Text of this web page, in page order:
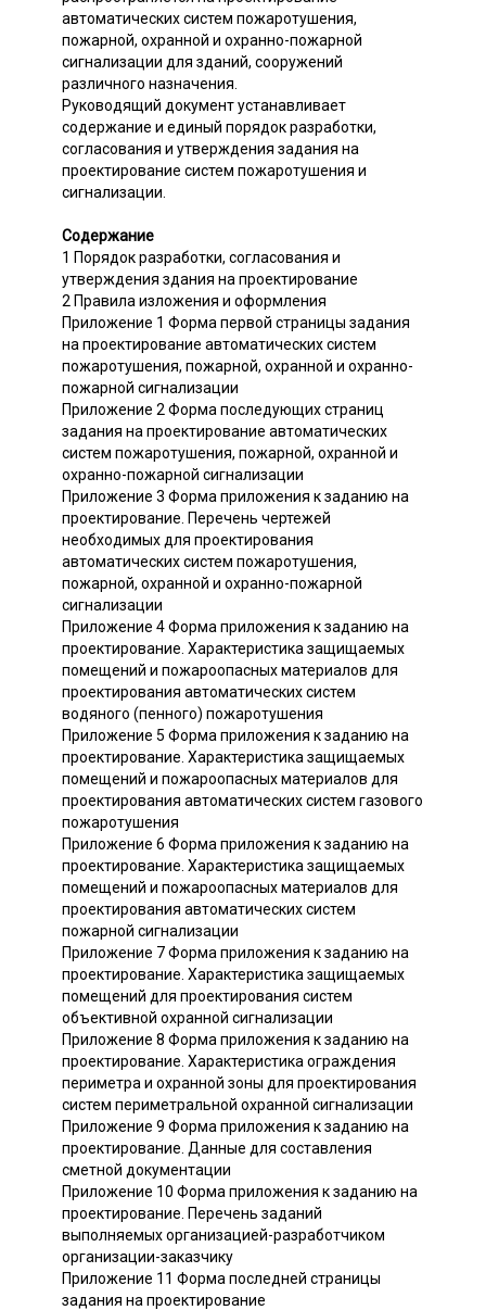
автоматических систем пожаротушения,
пожарной, охранной и охранно-пожарной
сигнализации для зданий, сооружений
различного назначения.
Руководящий документ устанавливает
содержание и единый порядок разработки,
согласования и утверждения задания на
проектирование систем пожаротушения и
сигнализации.
Содержание
1 Порядок разработки, согласования и
утверждения здания на проектирование
2 Правила изложения и оформления
Приложение 1 Форма первой страницы задания
на проектирование автоматических систем
пожаротушения, пожарной, охранной и охранно-
пожарной сигнализации
Приложение 2 Форма последующих страниц
задания на проектирование автоматических
систем пожаротушения, пожарной, охранной и
охранно-пожарной сигнализации
Приложение 3 Форма приложения к заданию на
проектирование. Перечень чертежей
необходимых для проектирования
автоматических систем пожаротушения,
пожарной, охранной и охранно-пожарной
сигнализации
Приложение 4 Форма приложения к заданию на
проектирование. Характеристика защищаемых
помещений и пожароопасных материалов для
проектирования автоматических систем
водяного (пенного) пожаротушения
Приложение 5 Форма приложения к заданию на
проектирование. Характеристика защищаемых
помещений и пожароопасных материалов для
проектирования автоматических систем газового
пожаротушения
Приложение 6 Форма приложения к заданию на
проектирование. Характеристика защищаемых
помещений и пожароопасных материалов для
проектирования автоматических систем
пожарной сигнализации
Приложение 7 Форма приложения к заданию на
проектирование. Характеристика защищаемых
помещений для проектирования систем
объективной охранной сигнализации
Приложение 8 Форма приложения к заданию на
проектирование. Характеристика ограждения
периметра и охранной зоны для проектирования
систем периметральной охранной сигнализации
Приложение 9 Форма приложения к заданию на
проектирование. Данные для составления
сметной документации
Приложение 10 Форма приложения к заданию на
проектирование. Перечень заданий
выполняемых организацией-разработчиком
организации-заказчику
Приложение 11 Форма последней страницы
задания на проектирование